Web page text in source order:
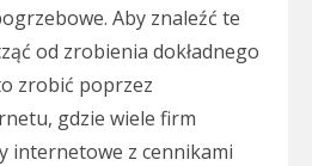
Aby znaleźć te
od zrobienia dokładnego
zrobić poprzez
gdzie wiele firm
internetowe z cennikami